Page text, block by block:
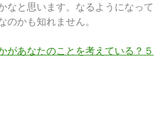
なと思います。なるようになって
のかも知れません。
があなたのことを考えている？５